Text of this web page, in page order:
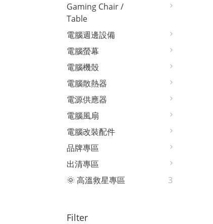
Gaming Chair /
Table
電腦週邊設備
電腦螢幕
電腦機殼
電腦散熱器
電源供應器
電腦風扇
電腦改裝配件
品牌專區
出清專區
🌞 高溫救星專區
3
Filter